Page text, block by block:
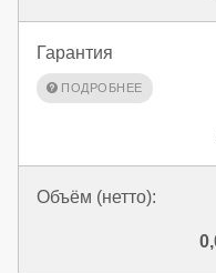
Гарантия
Объём (нетто):